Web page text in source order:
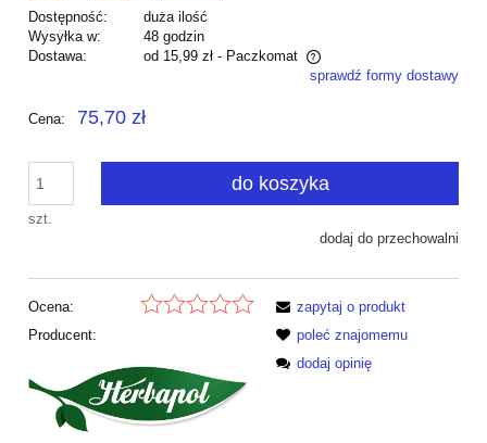
Dostępność:
duża ilość
Wysyłka w:
48 godzin
Dostawa:
od 15,99 zł - Paczkomat
Cena nie zawiera ewentualnych kosztów płatnościsprawdź formy dostawy
Cena: 75,70 zł
szt.
do koszyka
dodaj do przechowalni
Ocena:
Producent:
zapytaj o produkt
poleć znajomemu
dodaj opinię